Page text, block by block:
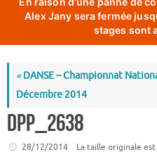
Alex Jany sera fermée
stages sont
«DANSE – Championnat
Décembre 2014
DPP_2638
28/12/2014 La taille originale est